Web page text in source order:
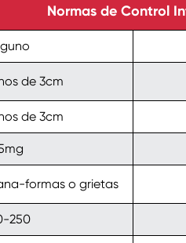
Normas de Control
de 3cm
de 3cm
formas o grietas
250